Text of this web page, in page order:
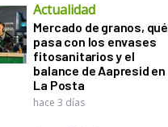
Actualidad
Mercado de granos, qué
pasa con los envases
fitosanitarios y el
balance de Aapresid en
La Posta
hace 3 días